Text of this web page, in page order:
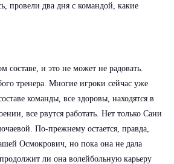
провели два дня с командой, какие
и это не может не радовать.
тренера. Многие игроки сейчас уже
команды, все здоровы, находятся в
все рвутся работать. Нет только Сани
По-прежнему остается, правда,
Осмокрович, но пока она не дала
ли она волейбольную карьеру